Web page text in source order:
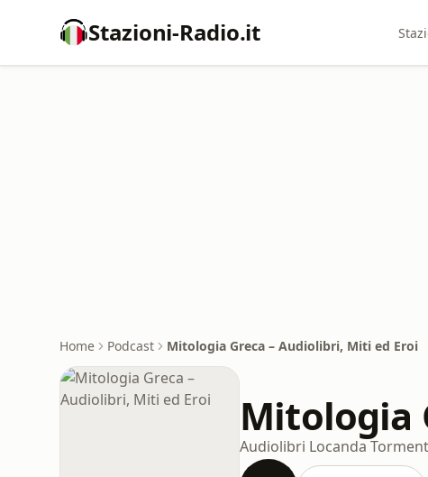
Stazioni-Radio.it
Home Podcast Mitologia Greca – Audiolibri, Miti ed Eroi
Mitologia
Audiolibri Locanda